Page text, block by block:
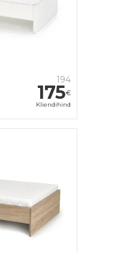
194
175€
Kliendihind